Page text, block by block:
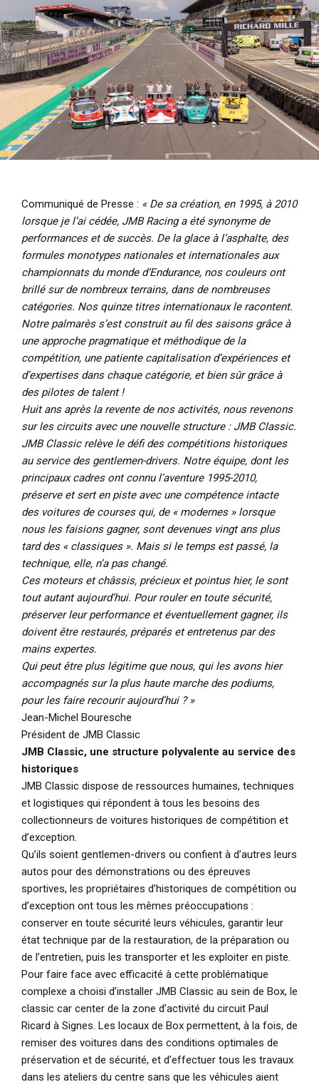
p
a
l
Communiqué de Presse : « De sa création, en 1995, à 2010
lorsque je l’ai cédée, JMB Racing a été synonyme de
performances et de succès. De la glace à l’asphalte, des
formules monotypes nationales et internationales aux
championnats du monde d’Endurance, nos couleurs ont
brillé sur de nombreux terrains, dans de nombreuses
catégories. Nos quinze titres internationaux le racontent.
Notre palmarès s’est construit au fil des saisons grâce à
une approche pragmatique et méthodique de la
compétition, une patiente capitalisation d’expériences et
d’expertises dans chaque catégorie, et bien sûr grâce à
des pilotes de talent !
Huit ans après la revente de nos activités, nous revenons
sur les circuits avec une nouvelle structure : JMB Classic.
JMB Classic relève le défi des compétitions historiques
au service des gentlemen-drivers. Notre équipe, dont les
principaux cadres ont connu l’aventure 1995-2010,
préserve et sert en piste avec une compétence intacte
des voitures de courses qui, de « modernes » lorsque
nous les faisions gagner, sont devenues vingt ans plus
tard des « classiques ». Mais si le temps est passé, la
technique, elle, n’a pas changé.
Ces moteurs et châssis, précieux et pointus hier, le sont
tout autant aujourd’hui. Pour rouler en toute sécurité,
préserver leur performance et éventuellement gagner, ils
doivent être restaurés, préparés et entretenus par des
mains expertes.
Qui peut être plus légitime que nous, qui les avons hier
accompagnés sur la plus haute marche des podiums,
pour les faire recourir aujourd’hui ? »
Jean-Michel Bouresche
Président de JMB Classic
JMB Classic, une structure polyvalente au service des
historiques
JMB Classic dispose de ressources humaines, techniques
et logistiques qui répondent à tous les besoins des
collectionneurs de voitures historiques de compétition et
d’exception.
Qu’ils soient gentlemen-drivers ou confient à d’autres leurs
autos pour des démonstrations ou des épreuves
sportives, les propriétaires d’historiques de compétition ou
d’exception ont tous les mêmes préoccupations :
conserver en toute sécurité leurs véhicules, garantir leur
état technique par de la restauration, de la préparation ou
de l’entretien, puis les transporter et les exploiter en piste.
Pour faire face avec efficacité à cette problématique
complexe a choisi d’installer JMB Classic au sein de Box, le
classic car center de la zone d’activité du circuit Paul
Ricard à Signes. Les locaux de Box permettent, à la fois, de
remiser des voitures dans des conditions optimales de
préservation et de sécurité, et d’effectuer tous les travaux
dans les ateliers du centre sans que les véhicules aient